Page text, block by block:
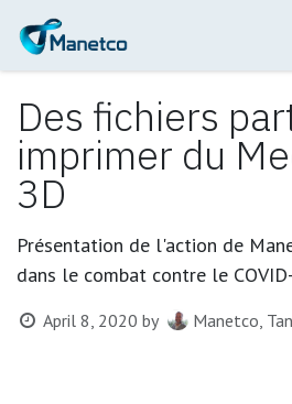
Skip to Content
Des fichiers
imprimer du
3D
Présentation de l'action de
dans le combat contre le
April 8, 2020 by Manetco,